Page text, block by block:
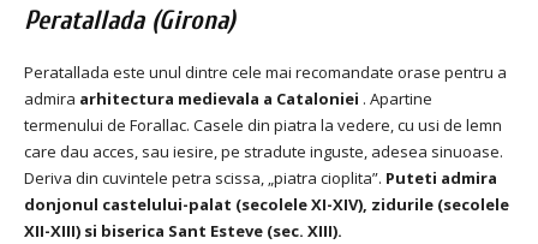
Peratallada (Girona)
Peratallada este unul dintre cele mai recomandate orase pentru a
admira arhitectura medievala a Cataloniei . Apartine
termenului de Forallac. Casele din piatra la vedere, cu usi de lemn
care dau acces, sau iesire, pe stradute inguste, adesea sinuoase.
Deriva din cuvintele petra scissa, „piatra cioplita”. Puteti admira
donjonul castelului-palat (secolele XI-XIV), zidurile (secolele
XII-XIII) si biserica Sant Esteve (sec. XIII).